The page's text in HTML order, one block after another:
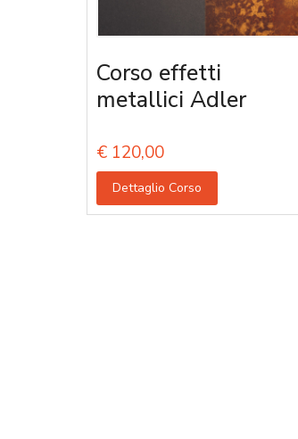
Corso effetti
metallici Adler
€ 120,00
Dettaglio Corso